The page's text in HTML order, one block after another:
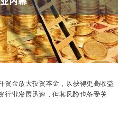
资金放大投资本金，以获得更高收益
行业发展迅速，但其风险也备受关